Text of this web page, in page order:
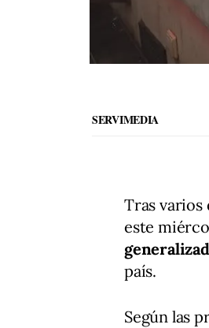
SERVIMEDIA
Tras
este
país.
Según las